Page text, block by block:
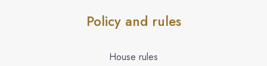
Policy and rules
House rules